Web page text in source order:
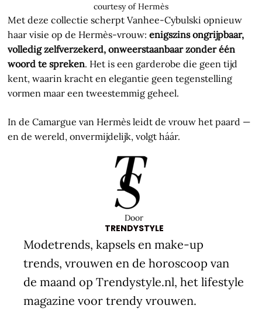
courtesy of Hermès
Met deze collectie scherpt Vanhee-Cybulski opnieuw
haar visie op de Hermès-vrouw:enigszins ongrijpbaar,
volledig zelfverzekerd, onweerstaanbaar zonder één
woord te spreken. Het is een garderobe die geen tijd
kent, waarin kracht en elegantie geen tegenstelling
vormen maar een tweestemmig geheel.
In de Camargue van Hermès leidt de vrouw het paard —
en de wereld, onvermijdelijk, volgt háár.
Door
TRENDYSTYLE
Modetrends, kapsels en make-up
trends, vrouwen en de horoscoop van
de maand op Trendystyle.nl, het lifestyle
magazine voor trendy vrouwen.